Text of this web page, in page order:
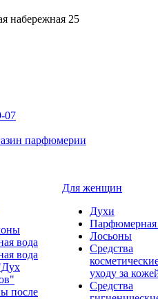
набережная 25
07
вода
вода
после
Для женщин
Духи
Парфюмерная
Лосьоны
Средства
уходу за
Средства